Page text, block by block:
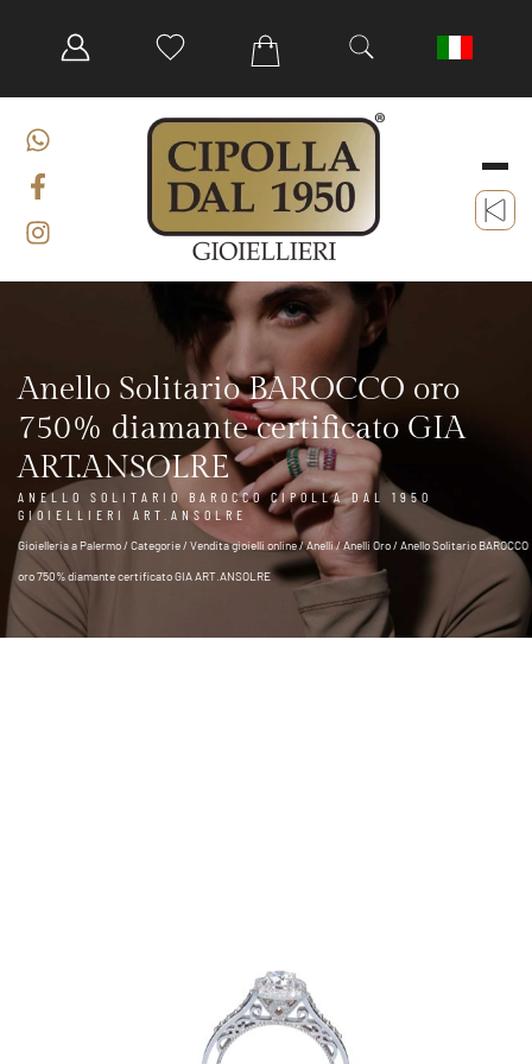
Anello Solitario BAROCCO oro
750% diamante certificato GIA
ART.ANSOLRE
ANELLO SOLITARIO BAROCCO CIPOLLA DAL 1950
GIOIELLIERI ART.ANSOLRE
Gioielleria a Palermo/ Categorie/ Vendita gioielli online/Anelli/Anelli Oro/ Anello Solitario BAROCCO
oro 750% diamante certificato GIA ART.ANSOLRE